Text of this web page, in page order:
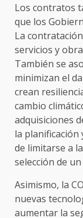
Los contratos
que los
La
servicios y
También se
minimizan el
crean
cambio
adquisiciones
la
de limitarse a
selección de
Asimismo, la
nuevas
aumentar la